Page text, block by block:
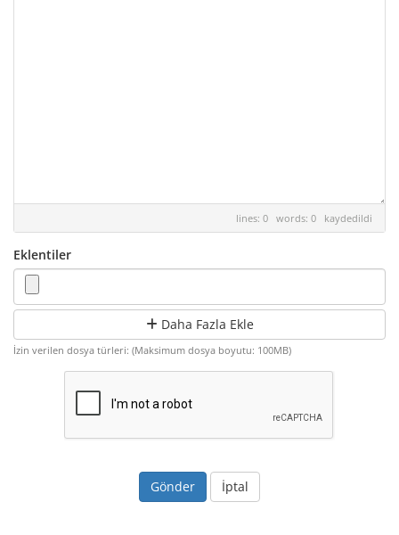
lines: 0 words: 0 kaydedildi
Eklentiler
Daha Fazla Ekle
İzin verilen dosya türleri: (Maksimum dosya boyutu: 100MB)
İptal